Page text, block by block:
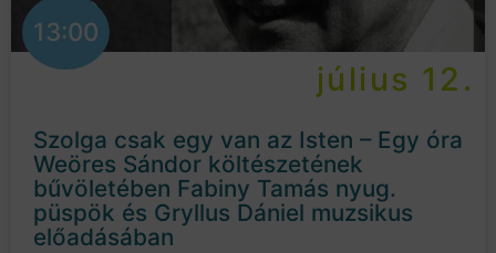
13:00
július 12.
Szolga csak egy van az Isten – Egy óra
Weöres Sándor költészetének
bűvöletében Fabiny Tamás nyug.
püspök és Gryllus Dániel muzsikus
előadásában